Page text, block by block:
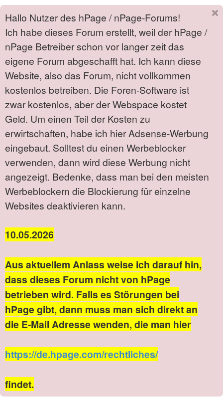
Hallo Nutzer des hPage / nPage-Forums!
Ich habe dieses Forum erstellt, weil der hPage /
nPage Betreiber schon vor langer zeit das
eigene Forum abgeschafft hat. Ich kann diese
Website, also das Forum, nicht vollkommen
kostenlos betreiben. Die Foren-Software ist
zwar kostenlos, aber der Webspace kostet
Geld. Um einen Teil der Kosten zu
erwirtschaften, habe ich hier Adsense-Werbung
eingebaut. Solltest du einen Werbeblocker
verwenden, dann wird diese Werbung nicht
angezeigt. Bedenke, dass man bei den meisten
Werbeblockern die Blockierung für einzelne
Websites deaktivieren kann.
10.05.2026
Aus aktuellem Anlass weise ich darauf hin,
dass dieses Forum nicht von hPage
betrieben wird. Falls es Störungen bei
hPage gibt, dann muss man sich direkt an
die E-Mail Adresse wenden, die man hier
https://de.hpage.com/rechtliches/
findet.